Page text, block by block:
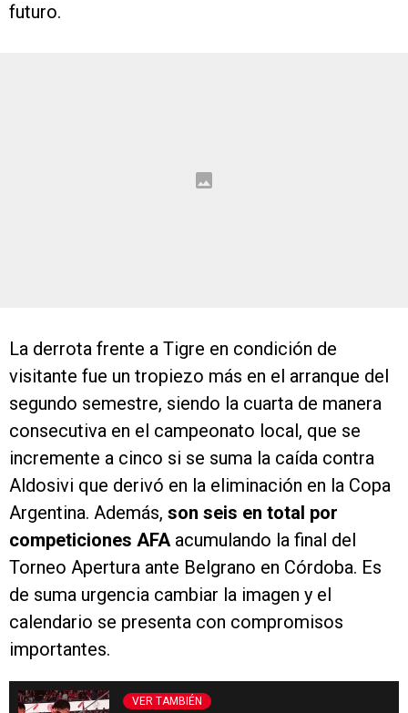
futuro.
La derrota frente a Tigre en condición de
visitante fue un tropiezo más en el arranque del
segundo semestre, siendo la cuarta de manera
consecutiva en el campeonato local, que se
incremente a cinco si se suma la caída contra
Aldosivi que derivó en la eliminación en la Copa
Argentina. Además, son seis en total por
competiciones AFAacumulando la final del
Torneo Apertura ante Belgrano en Córdoba. Es
de suma urgencia cambiar la imagen y el
calendario se presenta con compromisos
importantes.
VER TAMBIÉN